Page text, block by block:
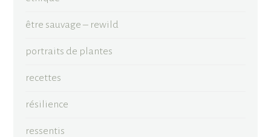
être sauvage – rewild
portraits de plantes
recettes
résilience
ressentis